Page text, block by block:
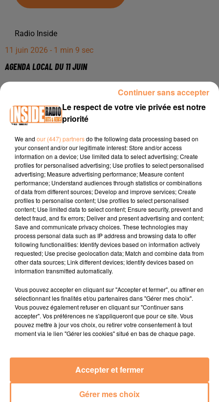
Radio Inside
11 juin 2026 - 1 min 9 sec
AGENDA LOCAL DU 11 JUIN
00:11 GOES / Grande ouverture Aqua Bearn samedi 13
juin à partir de 18h30 awww.facebook.com
00:26 TARBES / Barakacirq 2026 Du
www.tarbes.fr
00:43 ASCAIN / Vide grenier samedi 13 juin de 9h à 17h
www.en-pays-basque.fr
TITRES DIFFUSÉS
Talk To You Can You Feel It
Flashdance...what A
Le respect de votre vie privée est notre
priorité
We and our (447) partnersdo the following data processing based on
your consent and/or our legitimate interest: Store and/or access
information on a device; Use limited data to select advertising; Create
profiles for personalised advertising; Use profiles to select personalised
advertising; Measure advertising performance; Measure content
performance; Understand audiences through statistics or combinations
of data from different sources; Develop and improve services; Create
profiles to personalise content; Use profiles to select personalised
content; Use limited data to select content; Ensure security, prevent and
detect fraud, and fix errors; Deliver and present advertising and content;
Save and communicate privacy choices. These technologies may
process personal data such as IP address and browsing data to offer
following functionalities: Identify devices based on information actively
requested; Use precise geolocation data; Match and combine data from
other data sources; Link different devices; Identify devices based on
information transmitted automatically.
Vous pouvez accepter en cliquant sur "Accepter et fermer", ou affiner en
sélectionnant les finalités et/ou partenaires dans "Gérer mes choix".
Vous pouvez également refuser en cliquant sur "Continuer sans
accepter". Vos préférences ne s'appliqueront que pour ce site. Vous
pouvez mettre à jour vos choix, ou retirer votre consentement à tout
moment via le lien "Gérer les cookies" situé en bas de chaque page.
Gérer mes choix
Accepter et fermer
Continuer sans accepter